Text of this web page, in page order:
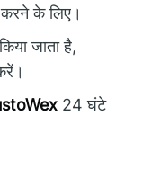
के लिए।
जाता है,
24 घंटे